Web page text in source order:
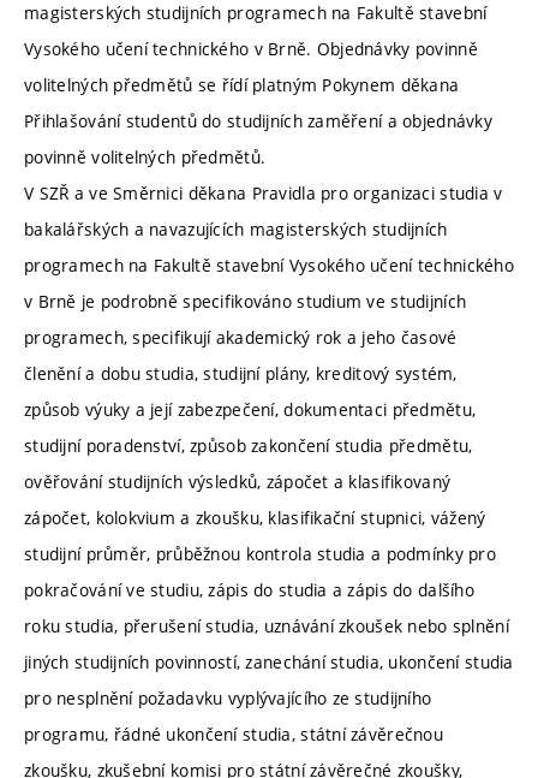
magisterských studijních programech na Fakultě stavební
Vysokého učení technického v Brně. Objednávky povinně
volitelných předmětů se řídí platným Pokynem děkana
Přihlašování studentů do studijních zaměření a objednávky
povinně volitelných předmětů.
V SZŘ a ve Směrnici děkana Pravidla pro organizaci studia v
bakalářských a navazujících magisterských studijních
programech na Fakultě stavební Vysokého učení technického
v Brně je podrobně specifikováno studium ve studijních
programech, specifikují akademický rok a jeho časové
členění a dobu studia, studijní plány, kreditový systém,
způsob výuky a její zabezpečení, dokumentaci předmětu,
studijní poradenství, způsob zakončení studia předmětu,
ověřování studijních výsledků, zápočet a klasifikovaný
zápočet, kolokvium a zkoušku, klasifikační stupnici, vážený
studijní průměr, průběžnou kontrola studia a podmínky pro
pokračování ve studiu, zápis do studia a zápis do dalšího
roku studia, přerušení studia, uznávání zkoušek nebo splnění
jiných studijních povinností, zanechání studia, ukončení studia
pro nesplnění požadavku vyplývajícího ze studijního
programu, řádné ukončení studia, státní závěrečnou
zkoušku, zkušební komisi pro státní závěrečné zkoušky,